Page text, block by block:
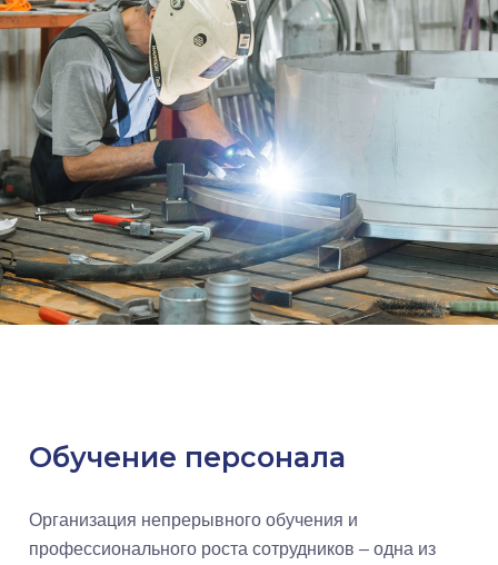
Обучение персонала
Организация непрерывного обучения и
профессионального роста сотрудников – одна из